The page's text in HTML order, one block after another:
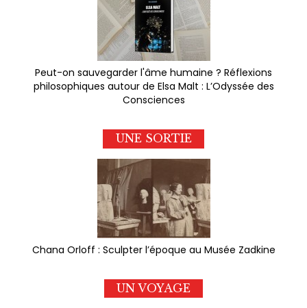
Peut-on sauvegarder l'âme humaine ? Réflexions
philosophiques autour de Elsa Malt : L’Odyssée des
Consciences
UNE SORTIE
Chana Orloff : Sculpter l’époque au Musée Zadkine
UN VOYAGE